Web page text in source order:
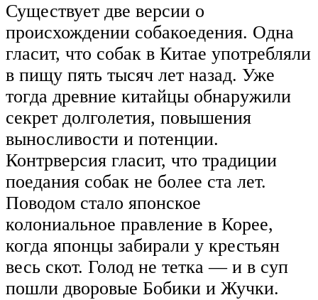
Существует две версии о
происхождении собакоедения. Одна
гласит, что собак в Китае употребляли
в пищу пять тысяч лет назад. Уже
тогда древние китайцы обнаружили
секрет долголетия, повышения
выносливости и потенции.
Контрверсия гласит, что традиции
поедания собак не более ста лет.
Поводом стало японское
колониальное правление в Корее,
когда японцы забирали у крестьян
весь скот. Голод не тетка — и в суп
пошли дворовые Бобики и Жучки.